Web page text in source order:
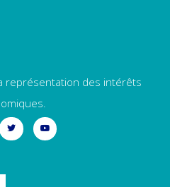
représentation des intérêts